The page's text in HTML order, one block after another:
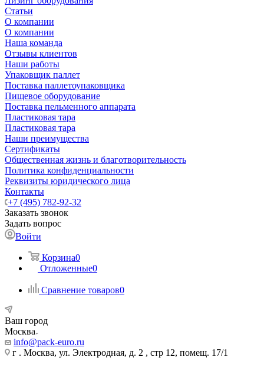
Статьи
О компании
О компании
Наша команда
Отзывы клиентов
Наши работы
Упаковщик паллет
Поставка паллетоупаковщика
Пищевое оборудование
Поставка пельменного аппарата
Пластиковая тара
Пластиковая тара
Наши преимущества
Сертификаты
Общественная жизнь и благотворительность
Политика конфиденциальности
Реквизиты юридического лица
Контакты
+7 (495) 782-92-32
Заказать звонок
Задать вопрос
Войти
Корзина0
Отложенные0
Сравнение товаров0
Ваш город
Москва
info@pack-euro.ru
г . Москва, ул. Электродная, д. 2 , стр 12, помещ. 17/1